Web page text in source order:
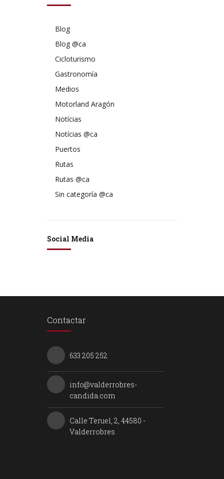
Blog
Blog @ca
Cicloturismo
Gastronomía
Medios
Motorland Aragón
Notícias
Notícias @ca
Puertos
Rutas
Rutas @ca
Sin categoría @ca
Social Media
Contactar
633 205 252
info@valderrobres-
candida.com
Calle Teruel, 2, 44580 -
Valderrobres